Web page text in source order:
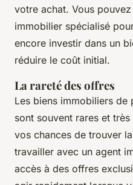
votre achat. Vous
immobilier spécialisé
encore investir dans un
réduire le coût initial.
La rareté des offres
Les biens immobiliers de
sont souvent rares et
vos chances de trouver
travailler avec un agent
accès à des offres